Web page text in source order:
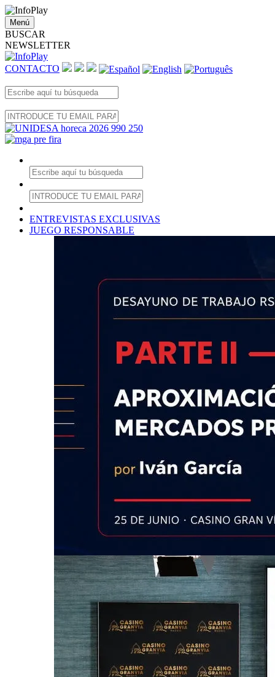
Menú
BUSCAR
NEWSLETTER
CONTACTO
ENTREVISTAS EXCLUSIVAS
JUEGO RESPONSABLE